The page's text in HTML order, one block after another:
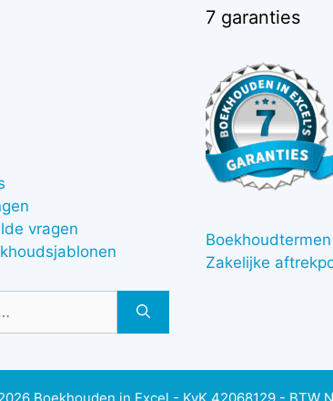
vragen
7 garanties
Boekhoudtermen
Zakelijke